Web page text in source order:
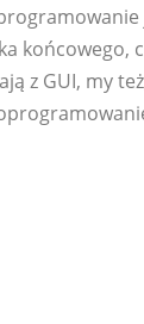
końcowego,
z GUI, my